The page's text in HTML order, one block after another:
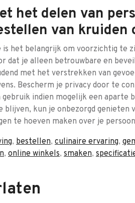
het delen van
van kruiden
het belangrijk om voorzichtig te
dat je alleen betrouwbare en
met het verstrekken van
Bescherm je privacy door te
indien mogelijk een aparte
blijven, kun je onbezorgd genieten
te hoeven maken over je
, bestellen, culinaire ervaring,
, online winkels, smaken,